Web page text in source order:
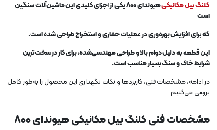
کلنگ بیل مکانیکی
هیوندای 800 یکی از اجزای کلیدی این ماشین‌آلات سنگین
است
که برای افزایش بهره‌وری در عملیات حفاری و استخراج طراحی شده است.
این قطعه به دلیل دوام بالا و طراحی مهندسی‌شده، برای کار در سخت‌ترین
شرایط خاک و سنگ بسیار مناسب است.
در ادامه، مشخصات فنی، کاربردها و نکات نگهداری این محصول را به‌طور کامل
بررسی می‌کنیم.
مشخصات فنی کلنگ بیل مکانیکی هیوندای 800